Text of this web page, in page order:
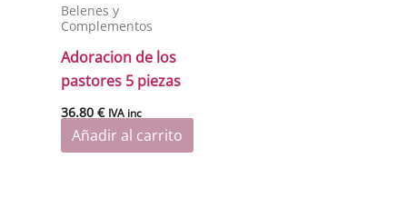
Belenes y
Complementos
Adoracion de los
pastores 5 piezas
36.80€ IVA inc
Añadir al carrito